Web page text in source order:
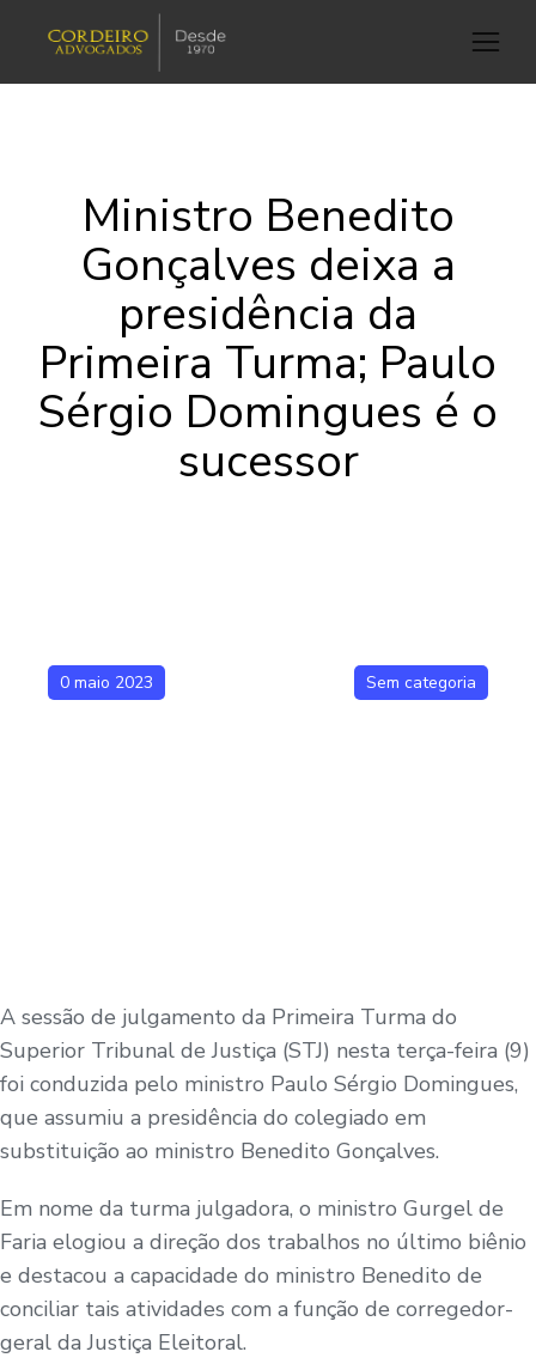
Ministro Benedito
Gonçalves deixa a
presidência da
Primeira Turma; Paulo
Sérgio Domingues é o
sucessor
0 maio 2023 Sem categoria
A sessão de julgamento da Primeira Turma do
Superior Tribunal de Justiça (STJ) nesta terça-feira (9)
foi conduzida pelo ministro Paulo Sérgio Domingues,
que assumiu a presidência do colegiado em
substituição ao ministro Benedito Gonçalves.
Em nome da turma julgadora, o ministro Gurgel de
Faria elogiou a direção dos trabalhos no último biênio
e destacou a capacidade do ministro Benedito de
conciliar tais atividades com a função de corregedor-
geral da Justiça Eleitoral.